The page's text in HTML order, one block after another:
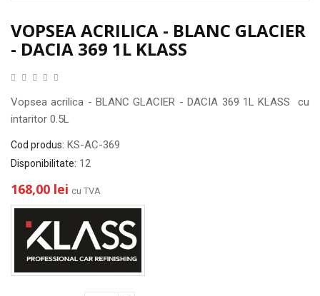
VOPSEA ACRILICA - BLANC GLACIER
- DACIA 369 1L KLASS
Vopsea acrilica - BLANC GLACIER - DACIA 369 1L KLASS cu
intaritor 0.5L
Cod produs: KS-AC-369
Disponibilitate: 12
168,00 lei cu TVA